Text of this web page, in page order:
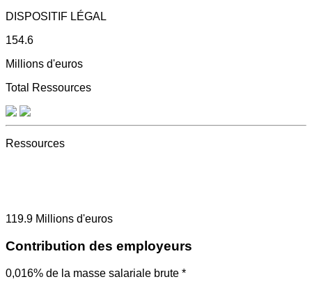
DISPOSITIF LÉGAL
154.6
Millions d'euros
Total Ressources
Ressources
119.9 Millions d'euros
Contribution des employeurs
0,016% de la masse salariale brute *